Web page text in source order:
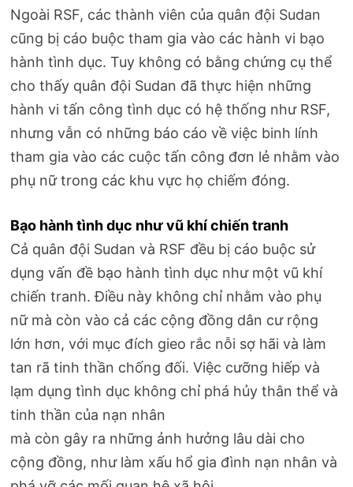
Ngoài RSF, các thành viên của quân đội Sudan
cũng bị cáo buộc tham gia vào các hành vi bạo
hành tình dục. Tuy không có bằng chứng cụ thể
cho thấy quân đội Sudan đã thực hiện những
hành vi tấn công tình dục có hệ thống như RSF,
nhưng vẫn có những báo cáo về việc binh lính
tham gia vào các cuộc tấn công đơn lẻ nhằm vào
phụ nữ trong các khu vực họ chiếm đóng.
Bạo hành tình dục như vũ khí chiến tranh
Cả quân đội Sudan và RSF đều bị cáo buộc sử
dụng vấn đề bạo hành tình dục như một vũ khí
chiến tranh. Điều này không chỉ nhằm vào phụ
nữ mà còn vào cả các cộng đồng dân cư rộng
lớn hơn, với mục đích gieo rắc nỗi sợ hãi và làm
tan rã tinh thần chống đối. Việc cưỡng hiếp và
lạm dụng tình dục không chỉ phá hủy thân thể và
tinh thần của nạn nhân
mà còn gây ra những ảnh hưởng lâu dài cho
cộng đồng, như làm xấu hổ gia đình nạn nhân và